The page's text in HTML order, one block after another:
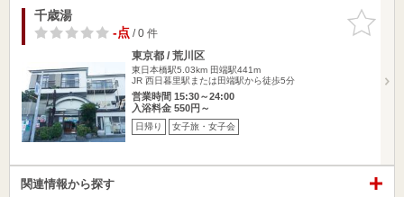
お気に入
りに追加
千歳湯
-点/ 0 件
東京都 / 荒川区
東日本橋駅5.03km 田端駅441m
JR 西日暮里駅または田端駅から徒歩5分
営業時間 15:30～24:00
入浴料金 550円～
日帰り 女子旅・女子会
関連情報から探す